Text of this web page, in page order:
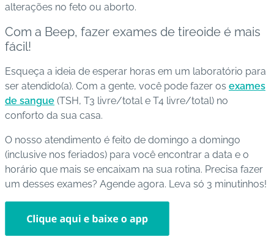
alterações no feto ou aborto.
Com a Beep, fazer exames de tireoide é mais
fácil!
Esqueça a ideia de esperar horas em um laboratório para
ser atendido(a). Com a gente, você pode fazer os exames
de sangue (TSH, T3 livre/total e T4 livre/total) no
conforto da sua casa.
O nosso atendimento é feito de domingo a domingo
(inclusive nos feriados) para você encontrar a data e o
horário que mais se encaixam na sua rotina. Precisa fazer
um desses exames? Agende agora. Leva só 3 minutinhos!